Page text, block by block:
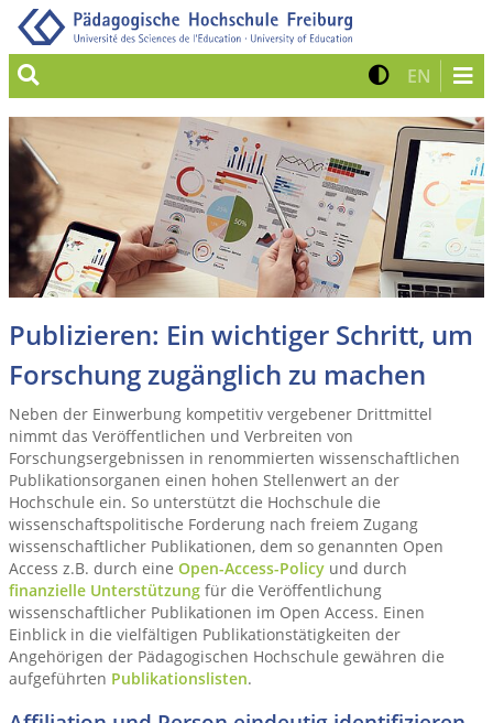
Suche Kontrast
EN Zur
Publizieren: Ein wichtiger Schritt, um
Forschung zugänglich zu machen
Neben der Einwerbung kompetitiv vergebener Drittmittel
nimmt das Veröffentlichen und Verbreiten von
Forschungsergebnissen in renommierten wissenschaftlichen
Publikationsorganen einen hohen Stellenwert an der
Hochschule ein. So unterstützt die Hochschule die
wissenschaftspolitische Forderung nach freiem Zugang
wissenschaftlicher Publikationen, dem so genannten Open
Access z.B. durch eine Open-Access-Policy und durch
finanzielle Unterstützung für die Veröffentlichung
wissenschaftlicher Publikationen im Open Access. Einen
Einblick in die vielfältigen Publikationstätigkeiten der
Angehörigen der Pädagogischen Hochschule gewähren die
aufgeführten Publikationslisten.